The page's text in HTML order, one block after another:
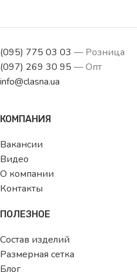
(095) 775 03 03 — Розница
(097) 269 30 95 — Опт
info@clasna.ua
КОМПАНИЯ
Вакансии
Видео
О компании
Контакты
ПОЛЕЗНОЕ
Состав изделий
Размерная сетка
Блог